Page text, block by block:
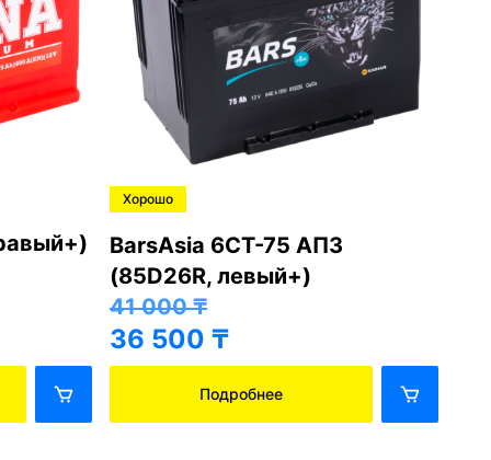
Хорошо
BarsAsia 6СТ-75 АПЗ
(85D26R, левый+)
41 000₸
36 500 ₸
Подробнее